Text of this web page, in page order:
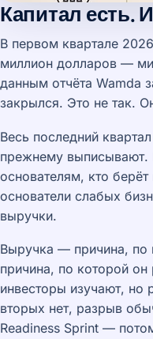
Капитал есть.
В первом квартале
миллион долларов —
данным отчёта Wamda
закрылся. Это не так.
Весь последний
прежнему выписывают.
основателям, кто
основатели слабых
выручки.
Выручка — причина, по
причина, по которой
инвесторы изучают, но
вторых нет, разрыв
Readiness Sprint —